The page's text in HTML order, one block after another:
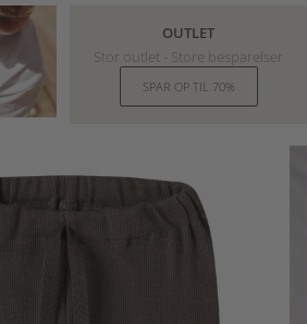
OUTLET
Stor outlet - Store besparelser
SPAR OP TIL 70%